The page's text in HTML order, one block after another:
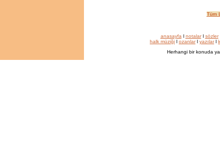
Tüm
anasayfa l notalarl sözler
halk müziği l ozanlarl yazılarl
Herhangi bir konuda